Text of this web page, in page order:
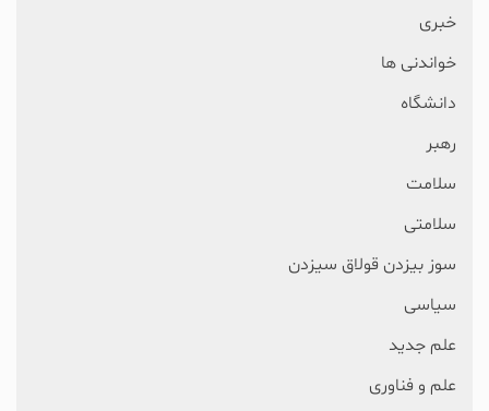
خبری
خواندنی ها
دانشگاه
رهبر
سلامت
سلامتی
سوز بیزدن قولاق سیزدن
سیاسی
علم جدید
علم و فناوری